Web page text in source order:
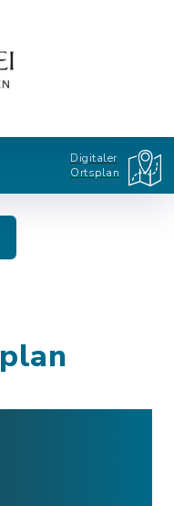
Digitaler
Ortsplan